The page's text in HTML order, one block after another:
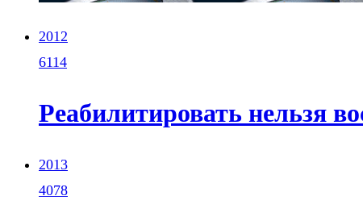
2012
6114
Реабилитировать нельзя
2013
4078